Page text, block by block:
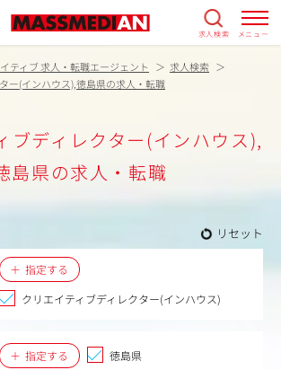
求人検索 メニュー
ティブ 求人・転職エージェント
求人検索
ー(インハウス),徳島県の求人・転職
ブディレクター(インハウス),
島県の求人・転職
リセット
指定する
クリエイティブディレクター(インハウス)
指定する 徳島県